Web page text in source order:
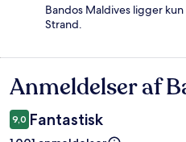
Bandos Maldives ligger
Strand.
Anmeldelser
Anmeldelser af
9,0 Fantastisk